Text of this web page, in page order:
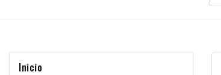
Inicio